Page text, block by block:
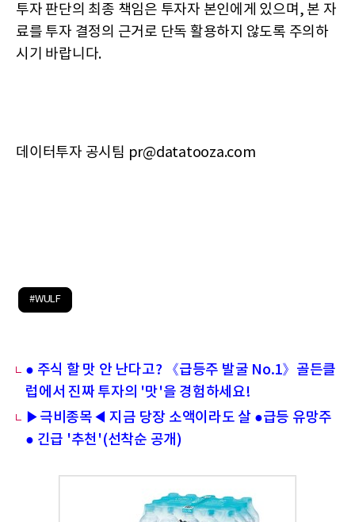
투자 판단의 최종 책임은 투자자 본인에게 있으며, 본 자
료를 투자 결정의 근거로 단독 활용하지 않도록 주의하
시기 바랍니다.
데이터투자 공시팀 pr@datatooza.com
#WULF
● 주식 할 맛 안 난다고? 《급등주 발굴 No.1》골든클
럽에서 진짜 투자의 '맛'을 경험하세요!
▶극비종목◀ 지금 당장 소액이라도 살 ●급등 유망주
● 긴급 '추천'(선착순 공개)